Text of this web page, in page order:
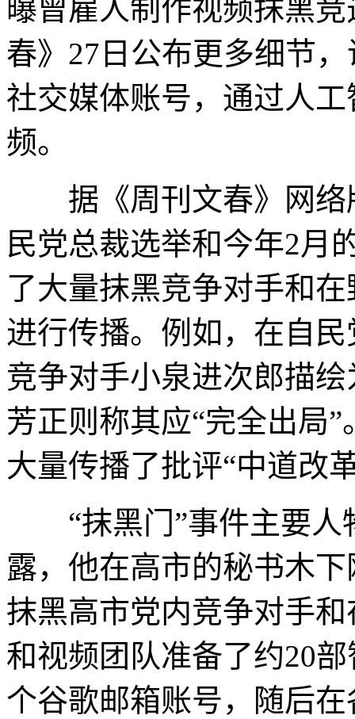
曝曾雇人制作视频抹黑
春》27日公布更多细节
社交媒体账号，通过人
频。
据《周刊文春》网络
民党总裁选举和今年2月
了大量抹黑竞争对手和
进行传播。例如，在自
竞争对手小泉进次郎描
芳正则称其应“完全出局
大量传播了批评“中道改
“抹黑门”事件主要人
露，他在高市的秘书木
抹黑高市党内竞争对手
和视频团队准备了约20
个谷歌邮箱账号，随后